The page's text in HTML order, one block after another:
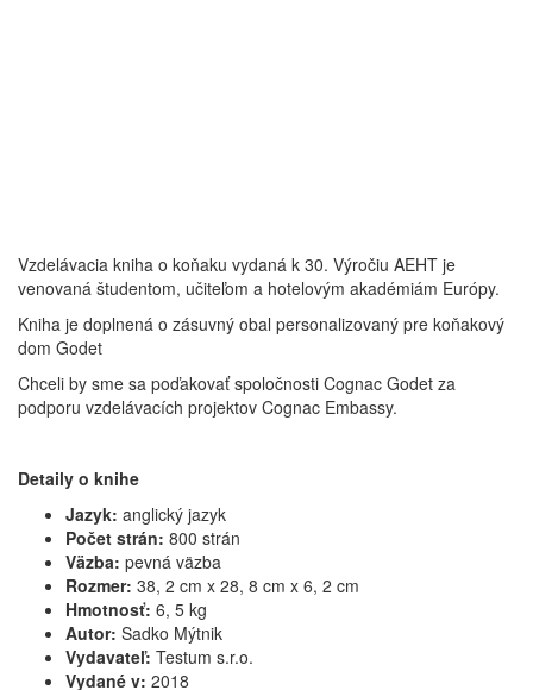
Vzdelávacia kniha o koňaku vydaná k 30. Výročiu AEHT je
venovaná študentom, učiteľom a hotelovým akadémiám Európy.
Kniha je doplnená o zásuvný obal personalizovaný pre koňakový
dom Godet
Chceli by sme sa poďakovať spoločnosti Cognac Godet za
podporu vzdelávacích projektov Cognac Embassy.
Detaily o knihe
Jazyk: anglický jazyk
Počet strán: 800 strán
Väzba: pevná väzba
Rozmer: 38, 2 cm x 28, 8 cm x 6, 2 cm
Hmotnosť: 6, 5 kg
Autor: Sadko Mýtnik
Vydavateľ: Testum s.r.o.
Vydané v: 2018